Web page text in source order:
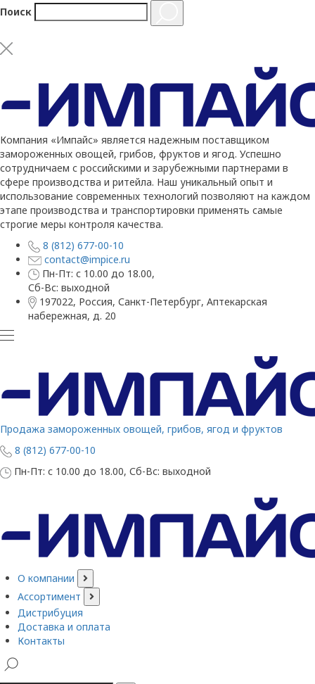
Поиск
Компания «Импайс» является надежным поставщиком
замороженных овощей, грибов, фруктов и ягод. Успешно
сотрудничаем с российскими и зарубежными партнерами в
сфере производства и ритейла. Наш уникальный опыт и
использование современных технологий позволяют на каждом
этапе производства и транспортировки применять самые
строгие меры контроля качества.
8 (812) 677-00-10
contact@impice.ru
Пн-Пт: с 10.00 до 18.00,
Сб-Вс: выходной
197022, Россия, Санкт-Петербург, Аптекарская
набережная, д. 20
Продажа замороженных овощей, грибов, ягод и фруктов
8 (812) 677-00-10
Пн-Пт: с 10.00 до 18.00, Сб-Вс: выходной
О компании
Ассортимент
Дистрибуция
Доставка и оплата
Контакты